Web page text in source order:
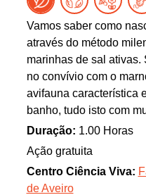
Vamos saber como
através do método
marinhas de sal ativas.
no convívio com o
avifauna característica
banho, tudo isto com
Duração: 1.00 Horas
Ação gratuita
Centro Ciência Viva:
de Aveiro